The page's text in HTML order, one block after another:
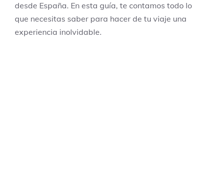
desde España. En esta guía, te contamos todo lo
que necesitas saber para hacer de tu viaje una
experiencia inolvidable.